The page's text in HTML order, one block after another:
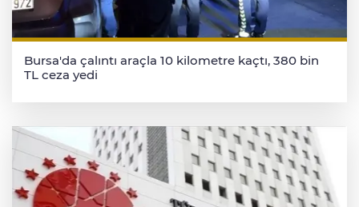
Bursa'da çalıntı araçla 10 kilometre kaçtı, 380 bin
TL ceza yedi